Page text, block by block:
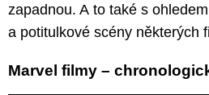
zapadnou. A to také s
a potitulkové scény některých
Marvel filmy –